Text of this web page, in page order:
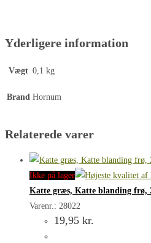
Yderligere information
Vægt 0,1 kg
Brand Hornum
Relaterede varer
Ikke på lager
Katte græs, Katte blanding frø,
Varenr.: 28022
19,95 kr.